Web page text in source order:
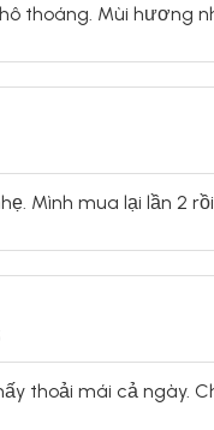
thoáng. Mùi hương
Mình mua lại lần 2
thoải mái cả ngày.